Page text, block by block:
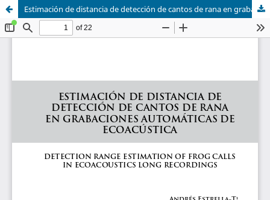
Estimación de distancia de detección de cantos de rana en grabaciones automáticas de ecoacústica